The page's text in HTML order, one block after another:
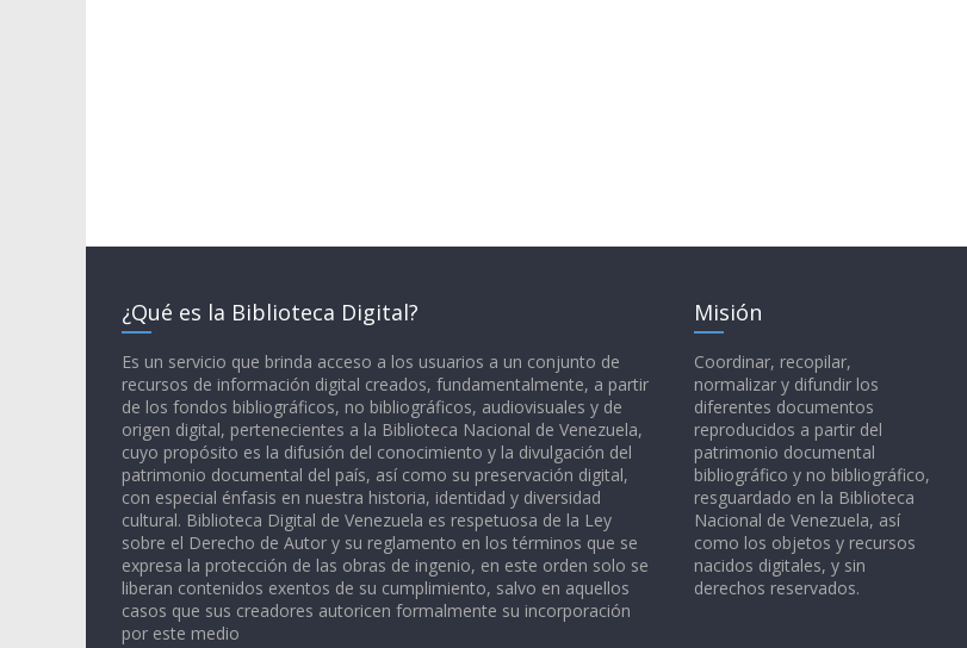
¿Qué es la Biblioteca Digital?
Es un servicio que brinda acceso a los usuarios a un conjunto de
recursos de información digital creados, fundamentalmente, a partir
de los fondos bibliográficos, no bibliográficos, audiovisuales y de
origen digital, pertenecientes a la Biblioteca Nacional de Venezuela,
cuyo propósito es la difusión del conocimiento y la divulgación del
patrimonio documental del país, así como su preservación digital,
con especial énfasis en nuestra historia, identidad y diversidad
cultural. Biblioteca Digital de Venezuela es respetuosa de la Ley
sobre el Derecho de Autor y su reglamento en los términos que se
expresa la protección de las obras de ingenio, en este orden solo se
liberan contenidos exentos de su cumplimiento, salvo en aquellos
casos que sus creadores autoricen formalmente su incorporación
por este medio
Misión
Coordinar, recopilar,
normalizar y difundir los
diferentes documentos
reproducidos a partir del
patrimonio documental
bibliográfico y no bibliográfico,
resguardado en la Biblioteca
Nacional de Venezuela, así
como los objetos y recursos
nacidos digitales, y sin
derechos reservados.